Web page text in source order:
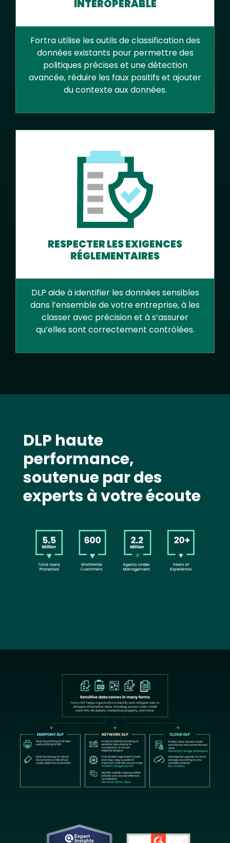
INTEROPÉRABLE
Fortra utilise les outils de classification des
données existants pour permettre des
politiques précises et une détection
avancée, réduire les faux positifs et ajouter
du contexte aux données.
RESPECTER LES EXIGENCES
RÉGLEMENTAIRES
DLP aide à identifier les données sensibles
dans l’ensemble de votre entreprise, à les
classer avec précision et à s’assurer
qu’elles sont correctement contrôlées.
DLP haute
performance,
soutenue par des
experts à votre écoute
Image